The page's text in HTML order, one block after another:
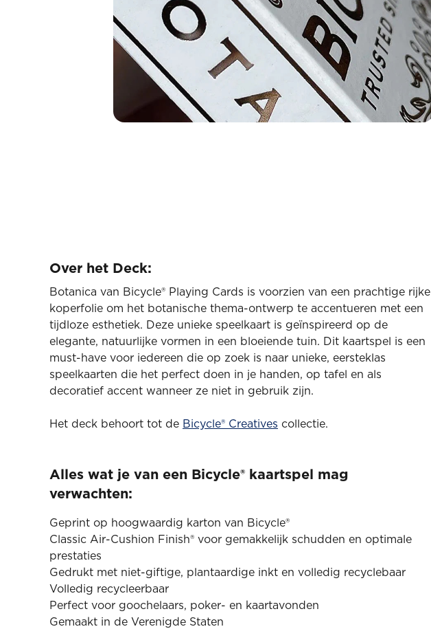
Over het Deck:
Botanica van Bicycle® Playing Cards is voorzien van een prachtige rijke
koperfolie om het botanische thema-ontwerp te accentueren met een
tijdloze esthetiek. Deze unieke speelkaart is geïnspireerd op de
elegante, natuurlijke vormen in een bloeiende tuin. Dit kaartspel is een
must-have voor iedereen die op zoek is naar unieke, eersteklas
speelkaarten die het perfect doen in je handen, op tafel en als
decoratief accent wanneer ze niet in gebruik zijn.
Het deck behoort tot de Bicycle® Creatives collectie.
Alles wat je van een Bicycle® kaartspel mag
verwachten:
Geprint op hoogwaardig karton van Bicycle®
Classic Air-Cushion Finish® voor gemakkelijk schudden en optimale
prestaties
Gedrukt met niet-giftige, plantaardige inkt en volledig recyclebaar
Volledig recycleerbaar
Perfect voor goochelaars, poker- en kaartavonden
Gemaakt in de Verenigde Staten